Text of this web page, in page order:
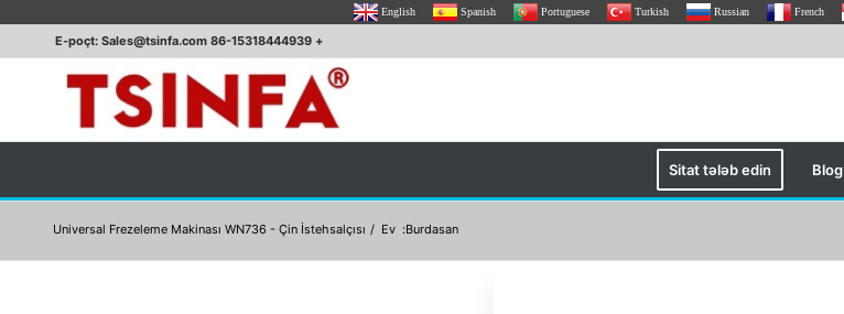
English Spanish Portuguese Turkish Russian French
+ 86-15318444939 E-poçt: Sales@tsinfa.com
Blog
Sitat tələb edin
Burdasan:
Ev
/
Universal Frezeleme Makinası WN736 - Çin İstehsalçısı